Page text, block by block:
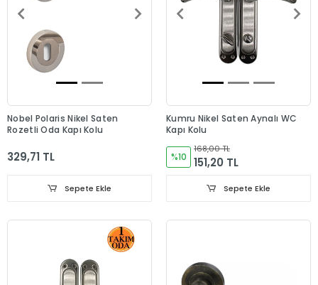
Nobel Polaris Nikel Saten
Rozetli Oda Kapı Kolu
329,71 TL
Sepete Ekle
Kumru Nikel Saten Aynalı WC
Kapı Kolu
%10
168,00 TL
151,20 TL
Sepete Ekle